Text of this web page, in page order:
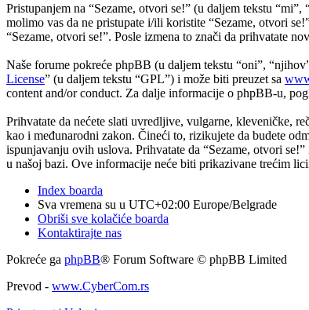
Pristupanjem na “Sezame, otvori se!” (u daljem tekstu
molimo vas da ne pristupate i/ili koristite “Sezame, otvori
“Sezame, otvori se!”. Posle izmena to znači da prihvatate
Naše forume pokreće phpBB (u daljem tekstu “oni”,
License” (u daljem tekstu “GPL”) i može biti preuzet sa
content and/or conduct. Za dalje informacije o phpBB-u,
Prihvatate da nećete slati uvredljive, vulgarne, kleveničke,
kao i međunarodni zakon. Čineći to, rizikujete da budete
ispunjavanju ovih uslova. Prihvatate da “Sezame, otvori
u našoj bazi. Ove informacije neće biti prikazivane trećim
Index boarda
Sva vremena su u UTC+02:00 Europe/Belgrade
Obriši sve kolačiće boarda
Kontaktirajte nas
Pokreće ga phpBB® Forum Software © phpBB Limited
Prevod - www.CyberCom.rs